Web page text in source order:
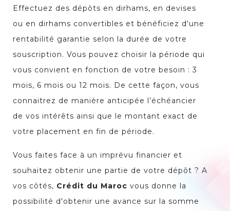
Effectuez des dépôts en dirhams, en devises
ou en dirhams convertibles et bénéficiez d'une
rentabilité garantie selon la durée de votre
souscription. Vous pouvez choisir la période qui
vous convient en fonction de votre besoin : 3
mois, 6 mois ou 12 mois. De cette façon, vous
connaitrez de manière anticipée l’échéancier
de vos intérêts ainsi que le montant exact de
votre placement en fin de période.
Vous faites face à un imprévu financier et
souhaitez obtenir une partie de votre dépôt ? A
vos côtés, Crédit du Maroc vous donne la
possibilité d'obtenir une avance sur la somme